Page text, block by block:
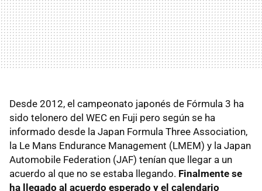
Desde 2012, el campeonato japonés de Fórmula 3 ha
sido telonero del WEC en Fuji pero según se ha
informado desde la Japan Formula Three Association,
la Le Mans Endurance Management (LMEM) y la Japan
Automobile Federation (JAF) tenían que llegar a un
acuerdo al que no se estaba llegando. Finalmente se
ha llegado al acuerdo esperado y el calendario